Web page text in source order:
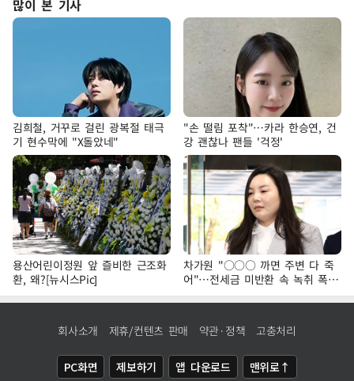
많이 본 기사
김희철, 거꾸로 걸린 광복절 태극
기 현수막에 "X돌았네"
"손 떨림 포착"…카라 한승연, 건
강 괜찮나 팬들 '걱정'
용산어린이정원 앞 즐비한 근조화
환, 왜?[뉴시스Pic]
차가원 "○○○ 까면 주변 다 죽
어"…전세금 미반환 속 녹취 폭로
파장
회사소개 제휴/컨텐츠 판매 약관·정책 고충처리
PC화면 제보하기 앱 다운로드 맨위로↑